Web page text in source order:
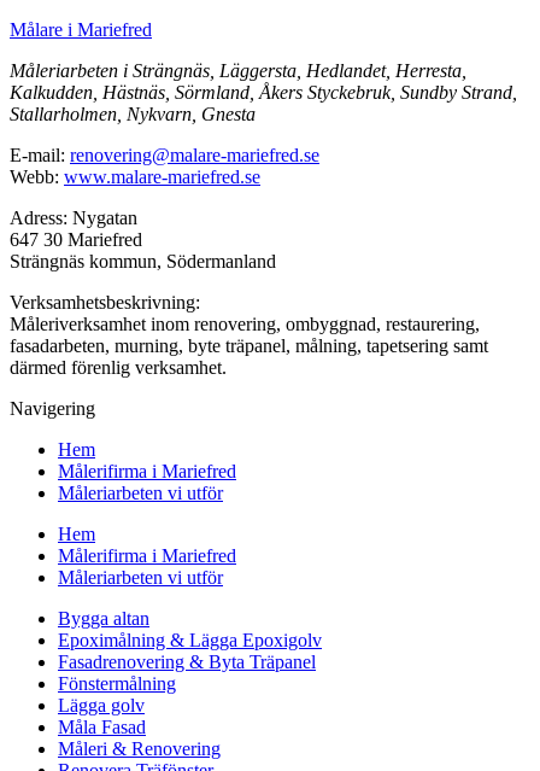
Målare i Mariefred
Måleriarbeten i Strängnäs, Läggersta, Hedlandet, Herresta,
Kalkudden, Hästnäs, Sörmland, Åkers Styckebruk, Sundby Strand,
Stallarholmen, Nykvarn, Gnesta
E-mail: renovering@malare-mariefred.se
Webb: www.malare-mariefred.se
Adress: Nygatan
647 30 Mariefred
Strängnäs kommun, Södermanland
Verksamhetsbeskrivning:
Måleriverksamhet inom renovering, ombyggnad, restaurering,
fasadarbeten, murning, byte träpanel, målning, tapetsering samt
därmed förenlig verksamhet.
Navigering
Hem
Målerifirma i Mariefred
Måleriarbeten vi utför
Hem
Målerifirma i Mariefred
Måleriarbeten vi utför
Bygga altan
Epoximålning & Lägga Epoxigolv
Fasadrenovering & Byta Träpanel
Fönstermålning
Lägga golv
Måla Fasad
Måleri & Renovering